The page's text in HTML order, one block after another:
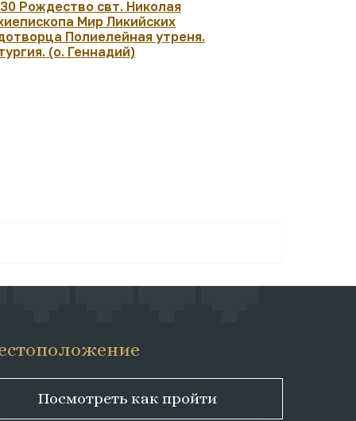
Рождество свт. Николая
Мир Ликийских
Полиелейная утреня.
(о. Геннадий)
Посмотреть как пройти